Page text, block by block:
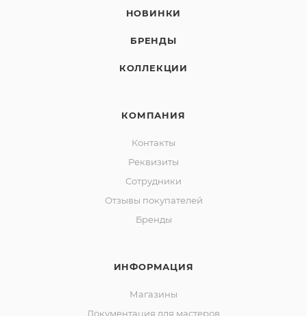
НОВИНКИ
БРЕНДЫ
КОЛЛЕКЦИИ
КОМПАНИЯ
Контакты
Реквизиты
Сотрудники
Отзывы покупателей
Бренды
ИНФОРМАЦИЯ
Магазины
Документация для мастеров